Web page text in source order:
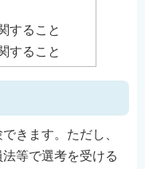
すること
すること
きます。ただし、
等で選考を受ける